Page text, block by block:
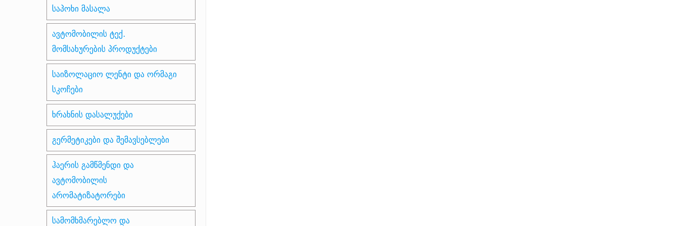
საპოხი მასალა
ავტომობილის ტექ.
მომსახურების პროდუქტები
საიზოლაციო ლენტი და ორმაგი
სკოჩები
ხრახნის დასალუქები
გერმეტიკები და შემავსებლები
ჰაერის გამწმენდი და
ავტომობილის
არომატიზატორები
სამომხმარებლო და